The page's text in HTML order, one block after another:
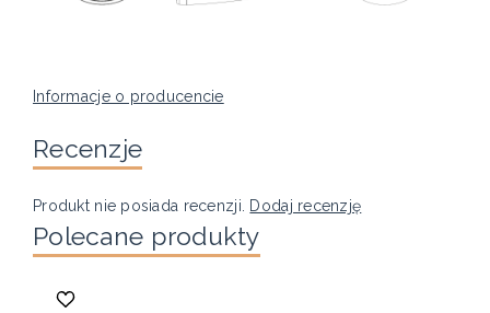
Informacje o producencie
Recenzje
Produkt nie posiada recenzji. Dodaj recenzję
Polecane produkty